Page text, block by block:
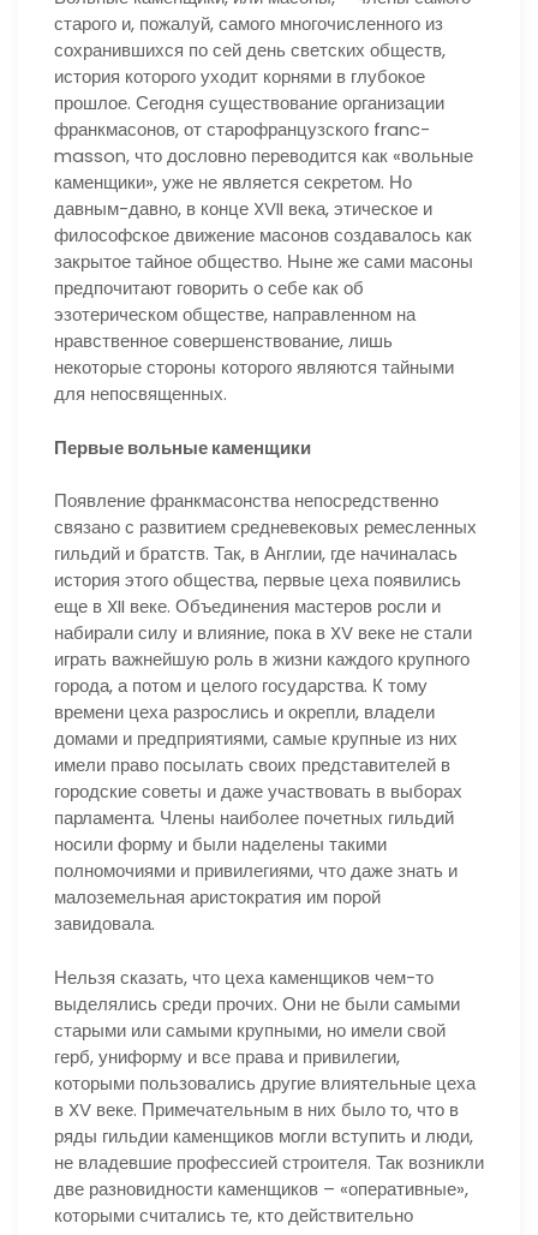
старого и, пожалуй, самого многочисленного из
сохранившихся по сей день светских обществ,
история которого уходит корнями в глубокое
прошлое. Сегодня существование организации
франкмасонов, от старофранцузского franc-
masson, что дословно переводится как «вольные
каменщики», уже не является секретом. Но
давным-давно, в конце XVII века, этическое и
философское движение масонов создавалось как
закрытое тайное общество. Ныне же сами масоны
предпочитают говорить о себе как об
эзотерическом обществе, направленном на
нравственное совершенствование, лишь
некоторые стороны которого являются тайными
для непосвященных.
Первые вольные каменщики
Появление франкмасонства непосредственно
связано с развитием средневековых ремесленных
гильдий и братств. Так, в Англии, где начиналась
история этого общества, первые цеха появились
еще в XII веке. Объединения мастеров росли и
набирали силу и влияние, пока в XV веке не стали
играть важнейшую роль в жизни каждого крупного
города, а потом и целого государства. К тому
времени цеха разрослись и окрепли, владели
домами и предприятиями, самые крупные из них
имели право посылать своих представителей в
городские советы и даже участвовать в выборах
парламента. Члены наиболее почетных гильдий
носили форму и были наделены такими
полномочиями и привилегиями, что даже знать и
малоземельная аристократия им порой
завидовала.
Нельзя сказать, что цеха каменщиков чем-то
выделялись среди прочих. Они не были самыми
старыми или самыми крупными, но имели свой
герб, униформу и все права и привилегии,
которыми пользовались другие влиятельные цеха
в XV веке. Примечательным в них было то, что в
ряды гильдии каменщиков могли вступить и люди,
не владевшие профессией строителя. Так возникли
две разновидности каменщиков – «оперативные»,
которыми считались те, кто действительно